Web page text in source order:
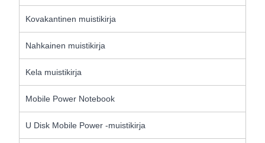
Kovakantinen muistikirja
Nahkainen muistikirja
Kela muistikirja
Mobile Power Notebook
U Disk Mobile Power -muistikirja